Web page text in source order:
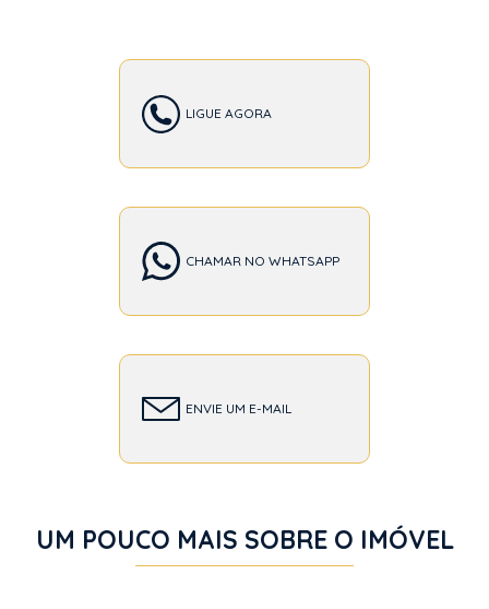
LIGUE AGORA
CHAMAR NO WHATSAPP
ENVIE UM E-MAIL
UM POUCO MAIS SOBRE O IMÓVEL